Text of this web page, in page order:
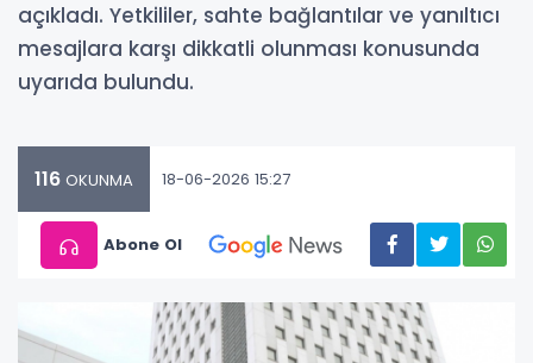
açıkladı. Yetkililer, sahte bağlantılar ve yanıltıcı
mesajlara karşı dikkatli olunması konusunda
uyarıda bulundu.
116 OKUNMA 18-06-2026 15:27
Abone Ol